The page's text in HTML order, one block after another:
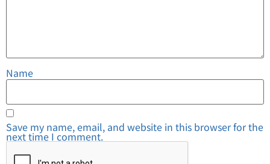
Name
Save my name, email, and website in this browser for the
next time I comment.